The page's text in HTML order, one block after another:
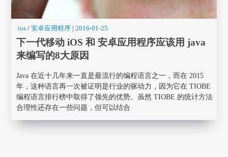
ios / 安卓应用程序 |2016-01-25
下一代移动 iOS 和 安卓应用程序应该用 java
来编写的8大原因
Java 在近十几年来一直是最流行的编程语言之一，而在 2015
年，这种语言再一次被证明是行业的驱动力，因为它在 TIOBE
编程语言排行榜中取得了领先的优势。虽然 TIOBE 的统计方法
合理性还存在一些问题，但可以结合